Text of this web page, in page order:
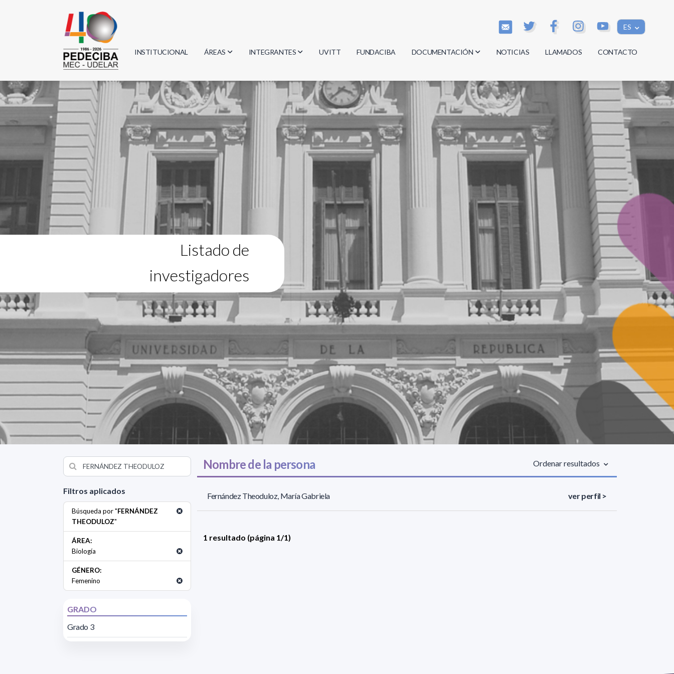
ES
INSTITUCIONAL ÁREAS
Biología
Física
Geociencias
Informática
Matemática
INTEGRANTES
Investigadores
Estudiantes
Egresados
UVITT FUNDACIBA DOCUMENTACIÓN
Actas
Reglamentos
Documentos
NOTICIAS LLAMADOS CONTACTO
Listado de
investigadores
Filtros aplicados
Búsqueda por "FERNÁNDEZ
THEODULOZ"
ÁREA:
Biología
GÉNERO:
Femenino
GRADO
Grado 3
Nombre de la persona Ordenar resultados
Fernández Theoduloz, María Gabriela ver perfil >
1 resultado (página 1/1)